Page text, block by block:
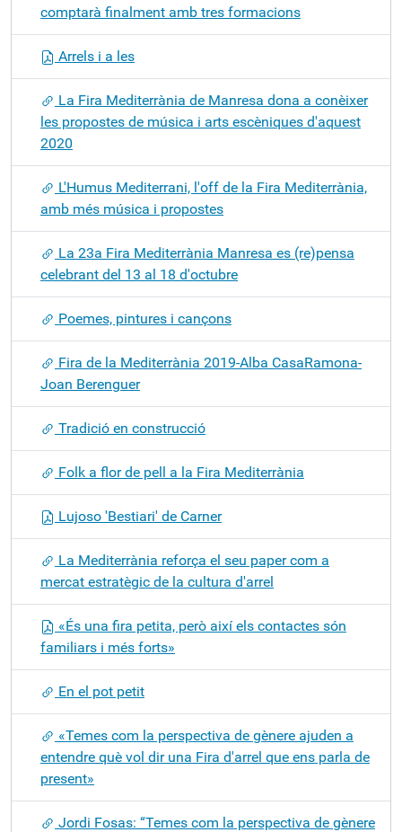
comptarà finalment amb tres formacions
Arrels i a les
La Fira Mediterrània de Manresa dona a conèixer
les propostes de música i arts escèniques d'aquest
2020
L'Humus Mediterrani, l'off de la Fira Mediterrània,
amb més música i propostes
La 23a Fira Mediterrània Manresa es (re)pensa
celebrant del 13 al 18 d'octubre
Poemes, pintures i cançons
Fira de la Mediterrània 2019-Alba CasaRamona-
Joan Berenguer
Tradició en construcció
Folk a flor de pell a la Fira Mediterrània
Lujoso 'Bestiari' de Carner
La Mediterrània reforça el seu paper com a
mercat estratègic de la cultura d'arrel
«És una fira petita, però així els contactes són
familiars i més forts»
En el pot petit
«Temes com la perspectiva de gènere ajuden a
entendre què vol dir una Fira d'arrel que ens parla de
present»
Jordi Fosas: “Temes com la perspectiva de gènere